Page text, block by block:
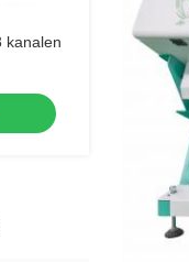
kanalen